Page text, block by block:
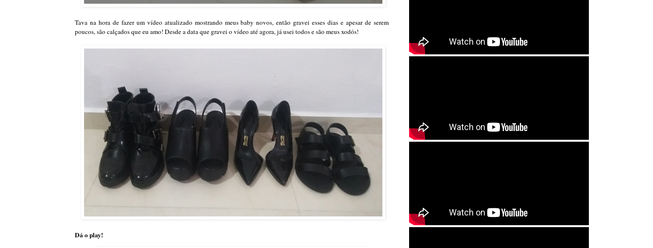
Tava na hora de fazer um vídeo atualizado mostrando meus baby novos, então gravei esses dias e apesar de serem
poucos, são calçados que eu amo! Desde a data que gravei o vídeo até agora, já usei todos e são meus xodós!
Dá o play!